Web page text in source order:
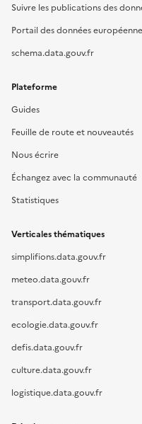
Suivre les publications des
Portail des données
schema.data.gouv.fr
Plateforme
Guides
Feuille de route et nouveautés
Nous écrire
Échangez avec la communauté
Statistiques
Verticales thématiques
simplifions.data.gouv.fr
meteo.data.gouv.fr
transport.data.gouv.fr
ecologie.data.gouv.fr
defis.data.gouv.fr
culture.data.gouv.fr
logistique.data.gouv.fr